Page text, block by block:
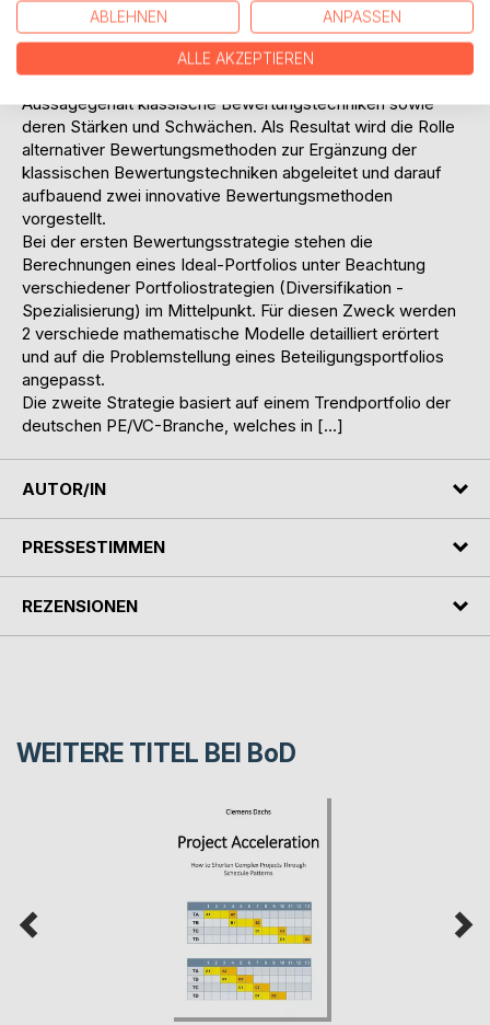
der Private Equity/Venture Capital-Branche geklärt. Darauf
folgend werden die in der Branche verwendeten Ansätze
zur Portfoliobewertung vorgestellt und die Problematik der
Anwendung beschrieben. Im Mittelpunkt steht der
Aussagegehalt klassische Bewertungstechniken sowie
deren Stärken und Schwächen. Als Resultat wird die Rolle
alternativer Bewertungsmethoden zur Ergänzung der
klassischen Bewertungstechniken abgeleitet und darauf
aufbauend zwei innovative Bewertungsmethoden
vorgestellt.
Bei der ersten Bewertungsstrategie stehen die
Berechnungen eines Ideal-Portfolios unter Beachtung
verschiedener Portfoliostrategien (Diversifikation -
Spezialisierung) im Mittelpunkt. Für diesen Zweck werden
2 verschiede mathematische Modelle detailliert erörtert
und auf die Problemstellung eines Beteiligungsportfolios
angepasst.
Die zweite Strategie basiert auf einem Trendportfolio der
deutschen PE/VC-Branche, welches in […]
AUTOR/IN
PRESSESTIMMEN
REZENSIONEN
WEITERE TITEL BEI BoD
ABLEHNEN ANPASSEN
ALLE AKZEPTIEREN